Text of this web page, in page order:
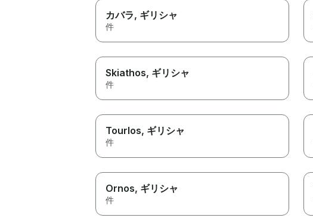
カバラ, ギリシャ
件
Skiathos, ギリシャ
件
Tourlos, ギリシャ
件
Ornos, ギリシャ
件